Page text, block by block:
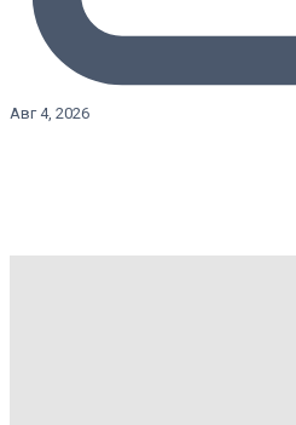
Авг 4, 2026